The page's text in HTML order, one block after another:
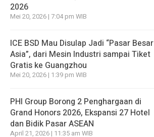
2026
Mei 20, 2026 | 7:04 pm WIB
ICE BSD Mau Disulap Jadi “Pasar Besar
Asia”, dari Mesin Industri sampai Tiket
Gratis ke Guangzhou
Mei 20, 2026 | 1:39 pm WIB
PHI Group Borong 2 Penghargaan di
Grand Honors 2026, Ekspansi 27 Hotel
dan Bidik Pasar ASEAN
April 21, 2026 | 11:35 am WIB